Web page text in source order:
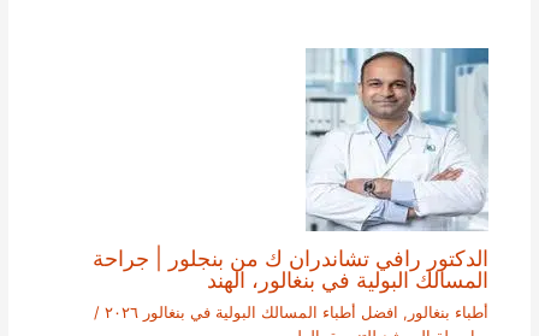
الدكتور رافي تشاندران ك من بنجلور | جراحة
المسالك البولية في بنغالور، الهند
أطباء بنغالور , افضل أطباء المسالك البولية في بنغالور ٢٠٢٦
/